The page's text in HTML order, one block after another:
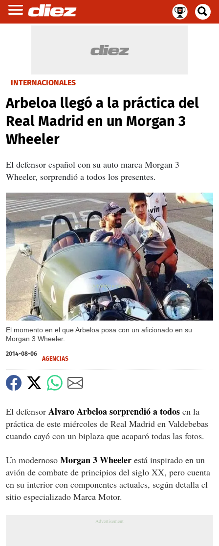
INTERNACIONALES
Arbeloa llegó a la práctica del
Real Madrid en un Morgan 3
Wheeler
El defensor español con su auto marca Morgan 3
Wheeler, sorprendió a todos los presentes.
El momento en el que Arbeloa posa con un aficionado en su
Morgan 3 Wheeler.
X
2014-08-06
AGENCIAS
El defensor Alvaro Arbeloa sorprendió a todos en la
práctica de este miércoles de Real Madrid en Valdebebas
cuando cayó con un biplaza que acaparó todas las fotos.
Un modernoso Morgan 3 Wheeler está inspirado en un
avión de combate de principios del siglo XX, pero cuenta
en su interior con componentes actuales, según detalla el
sitio especializado Marca Motor.